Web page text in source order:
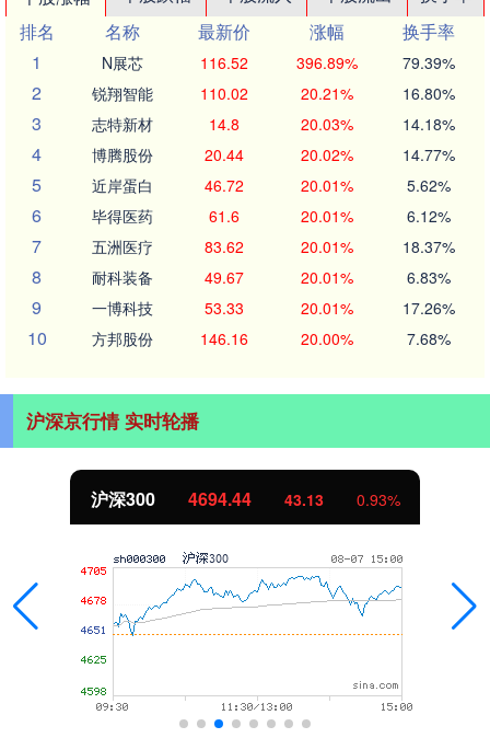
排名
名称 最新价 涨幅
换手率
1
N展芯 116.52 396.89% 79.39%
2 锐翔智能 110.02 20.21% 16.80%
3 志特新材 14.8 20.03% 14.18%
4 博腾股份 20.44 20.02% 14.77%
5 近岸蛋白 46.72 20.01% 5.62%
6 毕得医药 61.6 20.01% 6.12%
7 五洲医疗 83.62 20.01% 18.37%
8 耐科装备 49.67 20.01% 6.83%
9 一博科技 53.33 20.01% 17.26%
10 方邦股份 146.16 20.00% 7.68%
沪深京行情 实时轮播
北证50 1134.24 11.37 1.01%